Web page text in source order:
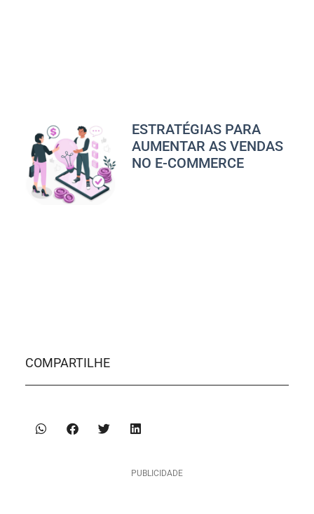
ESTRATÉGIAS PARA
AUMENTAR AS VENDAS
NO E-COMMERCE
COMPARTILHE
PUBLICIDADE